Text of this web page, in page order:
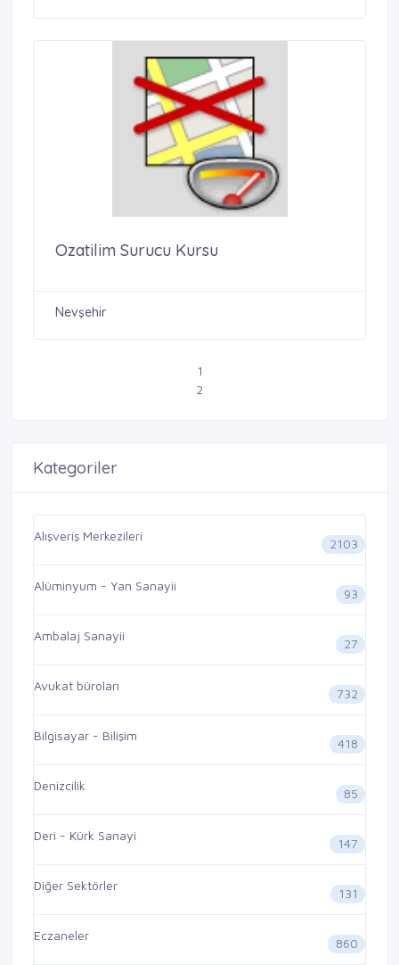
Ozatilim Surucu Kursu
Nevşehir
1
2
Kategoriler
Alışveriş Merkezileri
2103
Alüminyum - Yan Sanayii
93
Ambalaj Sanayii
27
Avukat büroları
732
Bilgisayar - Bilişim
418
Denizcilik
85
Deri - Kürk Sanayi
147
Diğer Sektörler
131
Eczaneler
860